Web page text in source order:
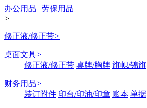
办公用品 | 劳保用品
>
修正液/修正带>
桌面文具>
修正液/修正带 桌牌/胸牌 旗帜/锦旗
财务用品>
装订附件 印台/印油/印章 账本 单据